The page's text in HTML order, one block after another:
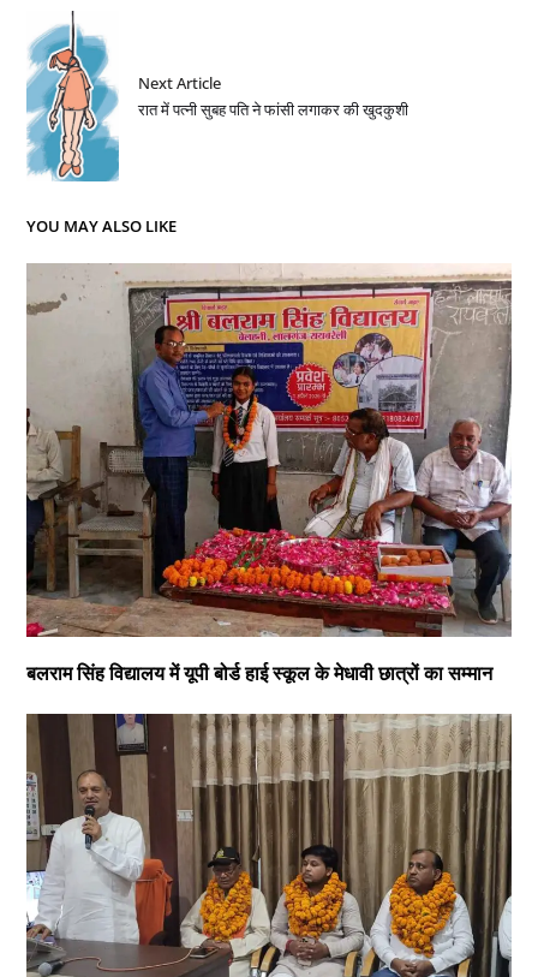
Next Article
रात में पत्नी सुबह पति ने फांसी लगाकर की खुदकुशी
YOU MAY ALSO LIKE
बलराम सिंह विद्यालय में यूपी बोर्ड हाई स्कूल के मेधावी छात्रों का सम्मान